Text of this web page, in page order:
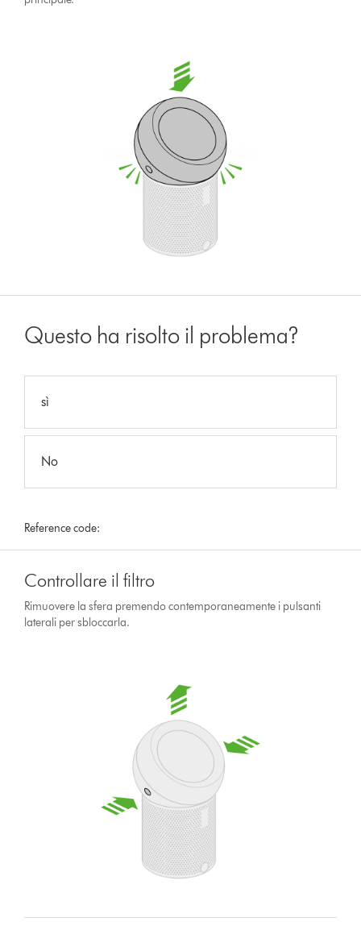
Questo ha risolto il problema?
sì
No
Reference code:
Controllare il filtro
Rimuovere la sfera premendo contemporaneamente i pulsanti
laterali per sbloccarla.